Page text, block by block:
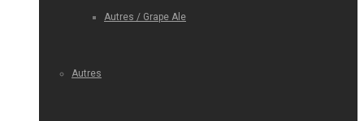
Autres / Grape Ale
Autres